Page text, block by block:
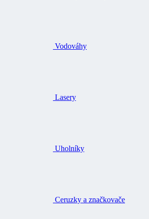
Vodováhy
Lasery
Uholníky
Ceruzky a značkovače